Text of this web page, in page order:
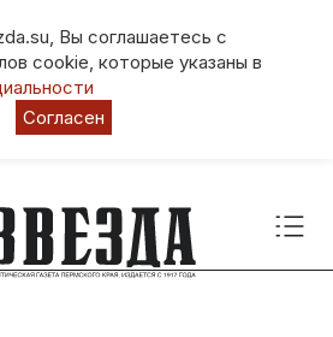
Вы соглашаетесь с
cookie, которые указаны в
Согласен
РФ